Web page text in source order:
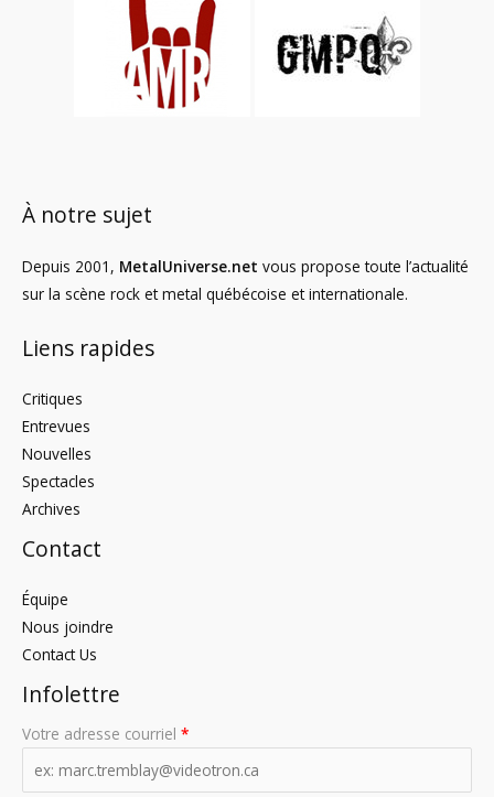
À notre sujet
Depuis 2001, MetalUniverse.net vous propose toute l’actualité
sur la scène rock et metal québécoise et internationale.
Liens rapides
Critiques
Entrevues
Nouvelles
Spectacles
Archives
Contact
Équipe
Nous joindre
Contact Us
Infolettre
Votre adresse courriel *